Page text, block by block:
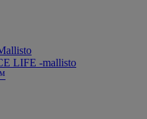
LIFE -mallisto